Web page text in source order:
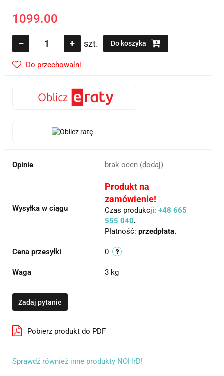
1099.00
szt. Do koszyka
Do przechowalni
Opinie brak ocen (dodaj)
Wysyłka w ciągu
Produkt na
zamówienie!
Czas produkcji: +48 665
555 040.
Płatność: przedpłata.
Cena przesyłki 0
Waga 3 kg
Zadaj pytanie
Pobierz produkt do PDF
Sprawdź również inne produkty NOHrD!